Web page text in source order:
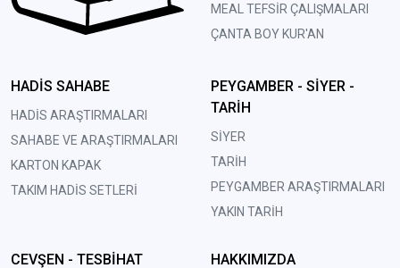
MEAL TEFSİR ÇALIŞMALARI
ÇANTA BOY KUR'AN
HADİS SAHABE
HADİS ARAŞTIRMALARI
SAHABE VE ARAŞTIRMALARI
KARTON KAPAK
TAKIM HADİS SETLERİ
PEYGAMBER - SİYER -
TARİH
SİYER
TARİH
PEYGAMBER ARAŞTIRMALARI
YAKIN TARİH
CEVŞEN - TESBİHAT HAKKIMIZDA